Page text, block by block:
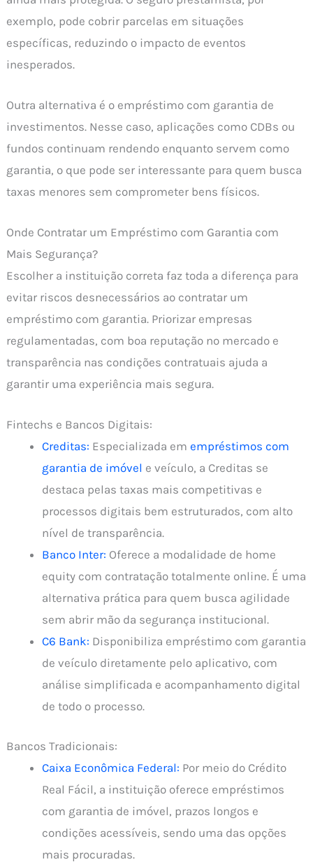
exemplo, pode cobrir parcelas em situações
específicas, reduzindo o impacto de eventos
inesperados.
Outra alternativa é o empréstimo com garantia de
investimentos. Nesse caso, aplicações como CDBs ou
fundos continuam rendendo enquanto servem como
garantia, o que pode ser interessante para quem busca
taxas menores sem comprometer bens físicos.
Onde Contratar um Empréstimo com Garantia com
Mais Segurança?
Escolher a instituição correta faz toda a diferença para
evitar riscos desnecessários ao contratar um
empréstimo com garantia. Priorizar empresas
regulamentadas, com boa reputação no mercado e
transparência nas condições contratuais ajuda a
garantir uma experiência mais segura.
Fintechs e Bancos Digitais:
Creditas: Especializada emempréstimos com
garantia de imóvel e veículo, a Creditas se
destaca pelas taxas mais competitivas e
processos digitais bem estruturados, com alto
nível de transparência.
Banco Inter: Oferece a modalidade de home
equity com contratação totalmente online. É uma
alternativa prática para quem busca agilidade
sem abrir mão da segurança institucional.
C6 Bank: Disponibiliza empréstimo com garantia
de veículo diretamente pelo aplicativo, com
análise simplificada e acompanhamento digital
de todo o processo.
Bancos Tradicionais:
Caixa Econômica Federal: Por meio do Crédito
Real Fácil, a instituição oferece empréstimos
com garantia de imóvel, prazos longos e
condições acessíveis, sendo uma das opções
mais procuradas.